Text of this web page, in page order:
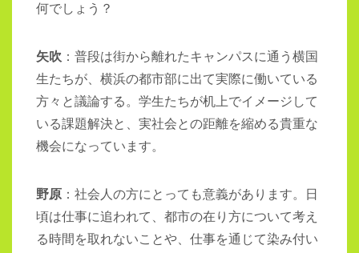
何でしょう？
矢吹 ：普段は街から離れたキャンパスに通う横国
生たちが、横浜の都市部に出て実際に働いている
方々と議論する。学生たちが机上でイメージして
いる課題解決と、実社会との距離を縮める貴重な
機会になっています。
野原 ：社会人の方にとっても意義があります。日
頃は仕事に追われて、都市の在り方について考え
る時間を取れないことや、仕事を通じて染み付い